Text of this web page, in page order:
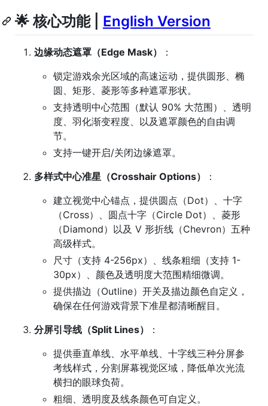
🌟 核心功能 | English Version
边缘动态遮罩（Edge Mask）
：
锁定游戏余光区域的高速运动，提供圆形、椭
圆、矩形、菱形等多种遮罩形状。
支持透明中心范围（默认 90% 大范围）、透明
度、羽化渐变程度、以及遮罩颜色的自由调
节。
支持一键开启/关闭边缘遮罩。
多样式中心准星（Crosshair Options）
：
建立视觉中心锚点，提供圆点（Dot）、十字
（Cross）、圆点十字（Circle Dot）、菱形
（Diamond）以及 V 形折线（Chevron）五种
高级样式。
尺寸（支持 4-256px）、线条粗细（支持 1-
30px）、颜色及透明度大范围精细微调。
提供描边（Outline）开关及描边颜色自定义，
确保在任何游戏背景下准星都清晰醒目。
分屏引导线（Split Lines）
：
提供垂直单线、水平单线、十字线三种分屏参
考线样式，分割屏幕视觉区域，降低单次光流
横扫的眼球负荷。
粗细、透明度及线条颜色可自定义。